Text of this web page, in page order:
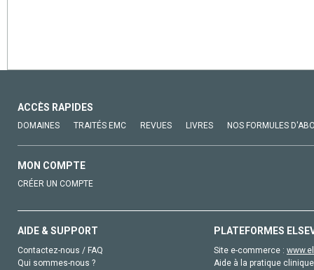
ACCÈS RAPIDES
DOMAINES TRAITÉS EMC REVUES LIVRES NOS FORMULES
MON COMPTE
CRÉER UN COMPTE
AIDE & SUPPORT
Contactez-nous / FAQ
Qui sommes-nous ?
PLATEFORMES
Site e-commerce :
Aide à la pratique